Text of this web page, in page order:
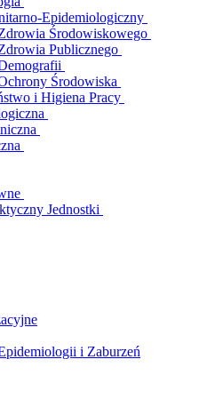
Epidemiologiczny
Środowiskowego
Publicznego
Środowiska
i Higiena Pracy
Jednostki
i Zaburzeń